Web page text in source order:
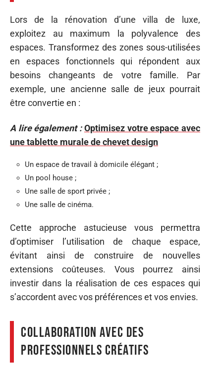
Lors de la rénovation d’une villa de luxe,
exploitez au maximum la polyvalence des
espaces. Transformez des zones sous-utilisées
en espaces fonctionnels qui répondent aux
besoins changeants de votre famille. Par
exemple, une ancienne salle de jeux pourrait
être convertie en :
A lire également : Optimisez votre espace avec
une tablette murale de chevet design
Un espace de travail à domicile élégant ;
Un pool house ;
Une salle de sport privée ;
Une salle de cinéma.
Cette approche astucieuse vous permettra
d’optimiser l’utilisation de chaque espace,
évitant ainsi de construire de nouvelles
extensions coûteuses. Vous pourrez ainsi
investir dans la réalisation de ces espaces qui
s’accordent avec vos préférences et vos envies.
Collaboration avec des
professionnels créatifs